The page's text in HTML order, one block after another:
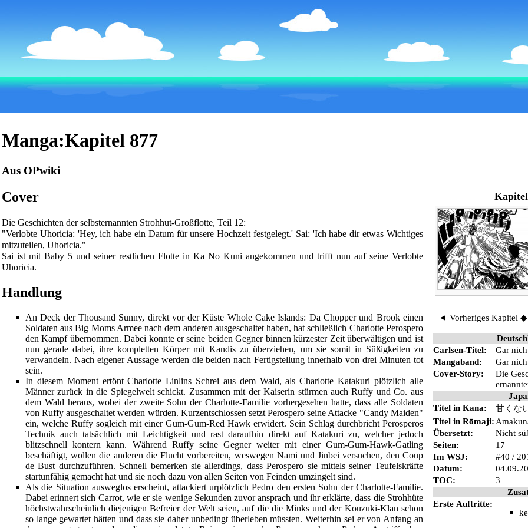
Manga:Kapitel 877
Aus OPwiki
◄ Vorheriges Kapitel
Carlsen-Titel:
Gar
Mangaband:
Gar
Cover-Story:
Die
Titel in Kana:
甘くな
Titel in Rōmaji:
Übersetzt:
Nicht
Seiten:
17
Im WSJ:
#40 /
Datum:
TOC:
3
Erste Auftritte:
Cover
Die Geschichten der selbsternannten Strohhut-Großflotte, Teil 12:
"Verlobte Uhoricia: 'Hey, ich habe ein Datum für unsere Hochzeit festgelegt.' Sai: 'Ich habe dir etwas Wichtiges
mitzuteilen, Uhoricia."
Sai ist mit Baby 5und seiner restlichen Flotte in Ka No Kuni angekommen und trifft nun auf seine Verlobte
Uhoricia.
Handlung
An Deck der Thousand Sunny, direkt vor der Küste Whole Cake Islands: Da Chopperund Brookeinen
Soldaten ausBig MomsArmee nach dem anderen ausgeschaltet haben, hat schließlich Charlotte Perospero
den Kampf übernommen. Dabei konnte er seine beiden Gegner binnen kürzester Zeit überwältigen und ist
nun gerade dabei, ihre kompletten Körper mit Kandis zu überziehen, um sie somit in Süßigkeiten zu
verwandeln. Nach eigener Aussage werden die beiden nach Fertigstellung innerhalb von drei Minuten tot
sein.
In diesem Moment ertönt Charlotte Linlins Schrei aus dem Wald, alsCharlotte Katakuri plötzlich alle
Männer zurück in die Spiegelwelt schickt. Zusammen mit derKaiserin stürmen auchRuffy und Co. aus
dem Wald heraus, wobei der zweite Sohn der Charlotte-Familie vorhergesehen hatte, dass alle Soldaten
von Ruffy ausgeschaltet werden würden. Kurzentschlossen setzt Perospero seine Attacke "Candy Maiden"
ein, welche Ruffy sogleich mit einer Gum-Gum-Red Hawkerwidert. Sein Schlag durchbricht Perosperos
Technik auch tatsächlich mit Leichtigkeit und rast daraufhin direkt auf Katakuri zu, welcher jedoch
blitzschnell kontern kann. Während Ruffy seine Gegner weiter mit einer Gum-Gum-Hawk-Gatling
beschäftigt, wollen die anderen die Flucht vorbereiten, weswegen Nami undJinbei versuchen, den Coup
de Bust durchzuführen. Schnell bemerken sie allerdings, dass Perospero sie mittels seiner Teufelskräfte
startunfähig gemacht hat und sie noch dazu von allen Seiten von Feinden umzingelt sind.
Als die Situation ausweglos erscheint, attackiert urplötzlichPedro den ersten Sohn der Charlotte-Familie.
Dabei erinnert sich Carrot, wie er sie wenige Sekunden zuvor ansprach und ihr erklärte, dass die Strohhüte
höchstwahrscheinlich diejenigen Befreier der Weltseien, auf die die Minksund der Kouzuki-Klan schon
so lange gewartet hätten und dass sie daher unbedingt überleben müssten. Weiterhin sei er von Anfang an